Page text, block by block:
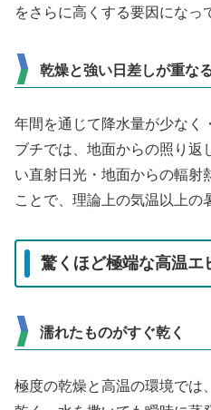
をさらに高くする要因になっ
乾燥と強い日差しが重な
年間を通じて降水量が少なく
ブチでは、地面からの照り返
い直射日光・地面からの輻射
ことで、理論上の気温以上の
驚くほど極端な高温エ
濡れたものがすぐ乾く
極度の乾燥と高温の環境では